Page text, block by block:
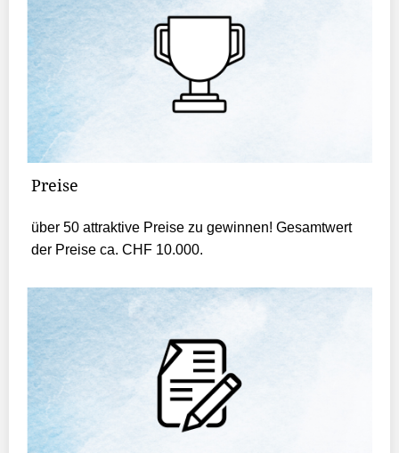
Preise
über 50 attraktive Preise zu gewinnen! Gesamtwert
der Preise ca. CHF 10.000.